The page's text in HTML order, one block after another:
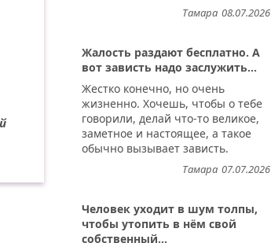
08.07.2026
Тамара
Жалость раздают бесплатно. А
вот зависть надо заслужить...
Жестко конечно, но очень
жизненно. Хочешь, чтобы о тебе
говорили, делай что-то великое,
заметное и настоящее, а такое
обычно вызывает зависть.
07.07.2026
Тамара
Человек уходит в шум толпы,
чтобы утопить в нём свой
собственный...